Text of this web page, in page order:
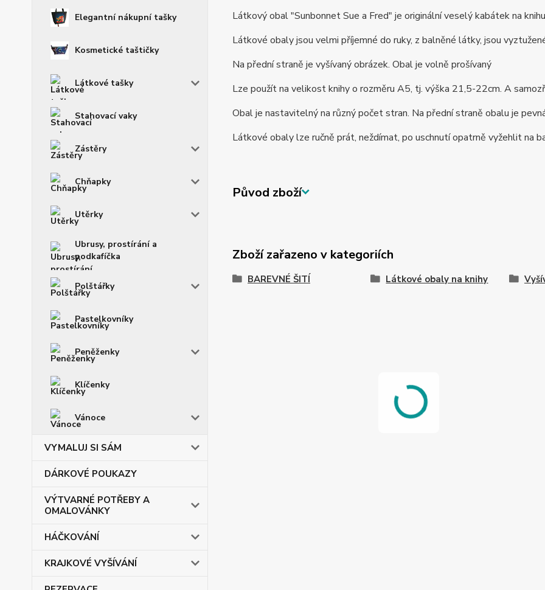
Elegantní nákupní tašky
Kosmetické taštičky
Látkové tašky
Stahovací vaky
Zástěry
Chňapky
Utěrky
Ubrusy, prostírání a
podkafíčka
Polštářky
Pastelkovníky
Peněženky
Klíčenky
Vánoce
VYMALUJ SI SÁM
DÁRKOVÉ POUKAZY
VÝTVARNÉ POTŘEBY A
OMALOVÁNKY
HÁČKOVÁNÍ
KRAJKOVÉ VYŠÍVÁNÍ
Látkový obal "Sunbonnet Sue a Fred" je originální veselý kabátek na
Látkové obaly jsou velmi příjemné do ruky, z balněné látky, jsou
Na přední straně je vyšívaný obrázek. Obal je volně prošívaný
Lze použít na velikost knihy o rozměru A5, tj. výška 21,5-22cm. A
Obal je nastavitelný na různý počet stran. Na přední straně obalu je
Látkové obaly lze ručně prát, neždímat, po uschnutí opatrně vyžehlit na
Původ zboží
Zboží zařazeno v kategoriích
BAREVNÉ ŠITÍ Látkové obaly na knihy